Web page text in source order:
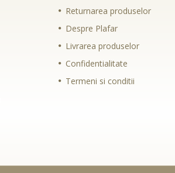
Returnarea produselor
Despre Plafar
Livrarea produselor
Confidentialitate
Termeni si conditii